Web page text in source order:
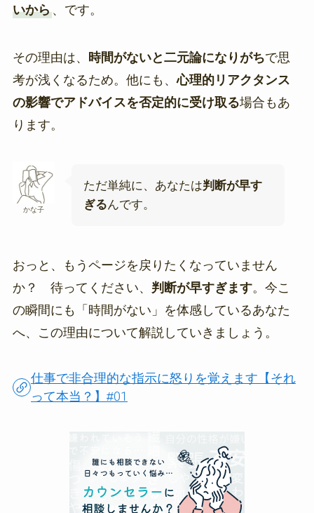
いから、です。
その理由は、 時間がないと二元論になりがちで思
考が浅くなるため。他にも、心理的リアクタンス
の影響でアドバイスを否定的に受け取る場合もあ
ります。
かな子
ただ単純に、あなたは判断が早す
ぎるんです。
おっと、もうページを戻りたくなっていません
か？ 待ってください、 判断が早すぎます。今こ
の瞬間にも「時間がない」を体感しているあなた
へ、この理由について解説していきましょう。
仕事で非合理的な指示に怒りを覚えます【それ
って本当？】#01